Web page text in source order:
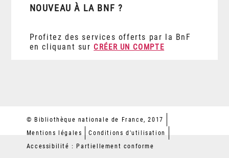
NOUVEAU À LA BNF ?
Profitez des services offerts par la BnF
en cliquant sur CRÉER UN COMPTE
© Bibliothèque nationale de France, 2017
Mentions légales
Conditions d'utilisation
Accessibilité : Partiellement conforme